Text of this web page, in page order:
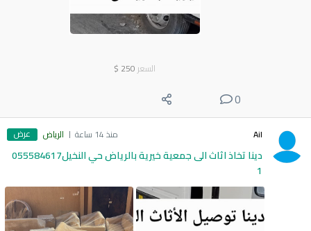
السعر 250
$
0
Ail منذ 14 ساعة الرياض عرض
دينا تخاذ اثاث الى جمعية خيرية بالرياض حي النخيل055584617
1